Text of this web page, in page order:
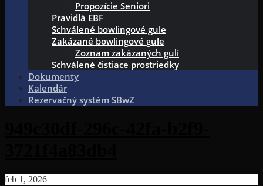
Propozície Seniori
Pravidlá EBF
Schválené bowlingové gule
Zakázané bowlingové gule
Zoznam zakázaných gulí
Schválené čistiace prostriedky
Dokumenty
Kalendár
Rezervačný systém SBwZ
feb 1, 2026